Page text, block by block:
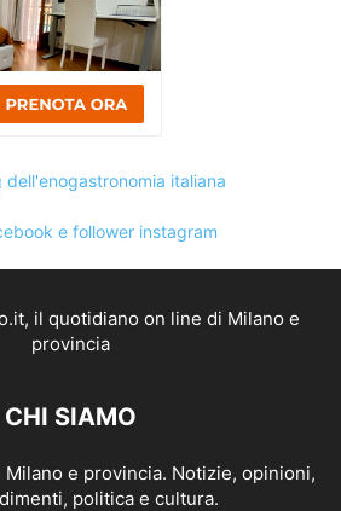
CHI SIAMO
e provincia. Notizie, opinioni,
politica e cultura.